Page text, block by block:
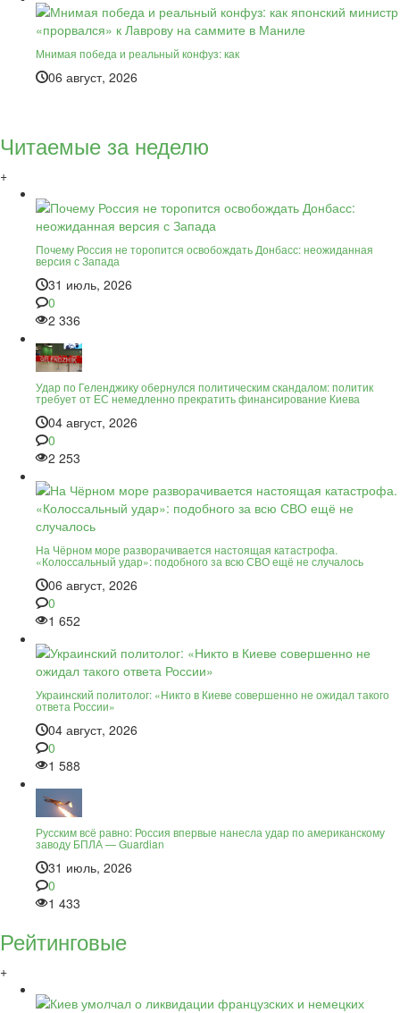
Мнимая победа и реальный конфуз: как
06 август, 2026
Читаемые за неделю
+
Почему Россия не торопится освобождать Донбасс: неожиданная
версия с Запада
31 июль, 2026
0
2 336
Удар по Геленджику обернулся политическим скандалом: политик
требует от ЕС немедленно прекратить финансирование Киева
04 август, 2026
0
2 253
На Чёрном море разворачивается настоящая катастрофа.
«Колоссальный удар»: подобного за всю СВО ещё не случалось
06 август, 2026
0
1 652
Украинский политолог: «Никто в Киеве совершенно не ожидал такого
ответа России»
04 август, 2026
0
1 588
Русским всё равно: Россия впервые нанесла удар по американскому
заводу БПЛА — Guardian
31 июль, 2026
0
1 433
Рейтинговые
+